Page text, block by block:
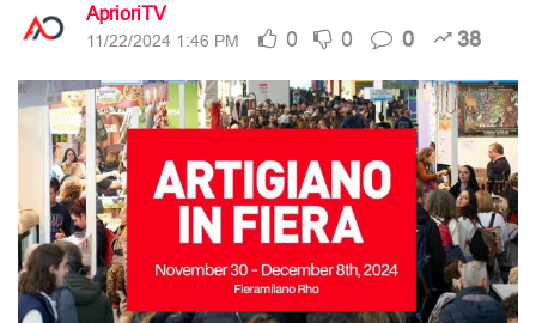
AprioriTV
11/22/2024 1:46 PM 0 0 0 38